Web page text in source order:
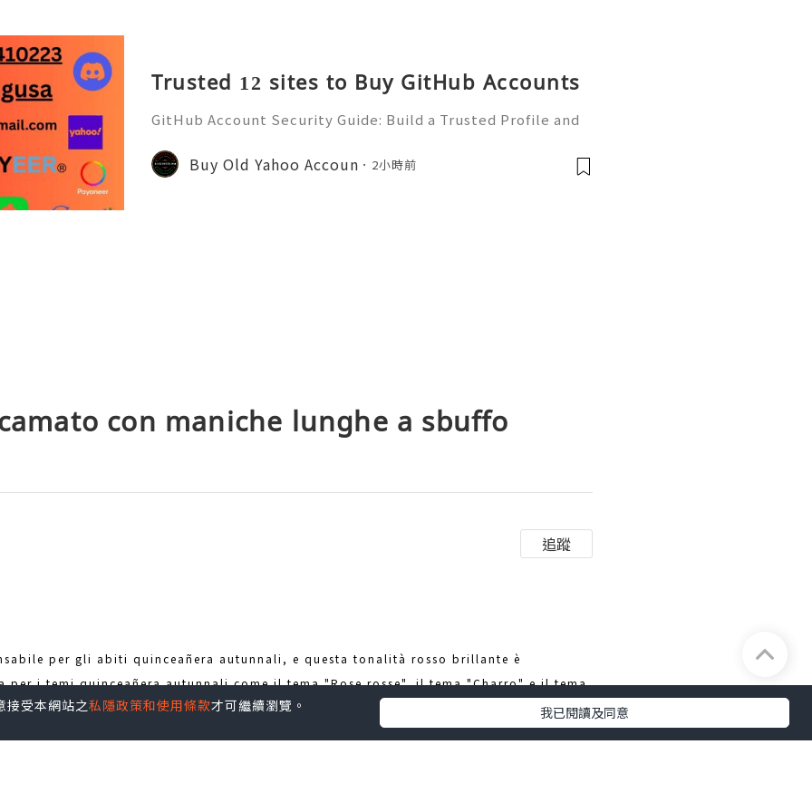
Trusted 12 sites to Buy GitHub Accounts
GitHub Account Security Guide: Build a Trusted Profile and
d's leading platforms for software development and collabo
ration. Millions of develo
Buy Old Yahoo Accoun 2小時前
con maniche lunghe a sbuffo
追蹤
per gli abiti quinceañera autunnali, e questa tonalità rosso brillante è
i temi quinceañera autunnali come il tema "Rose rosse", il tema "Charro" e il tema
受本網站之私隱政策和使用條款才可繼續瀏覽。 我已閱讀及同意